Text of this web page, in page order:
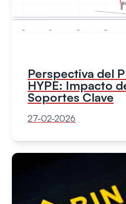
Perspectiva del
HYPE: Impacto
Soportes Clave
27-02-2026